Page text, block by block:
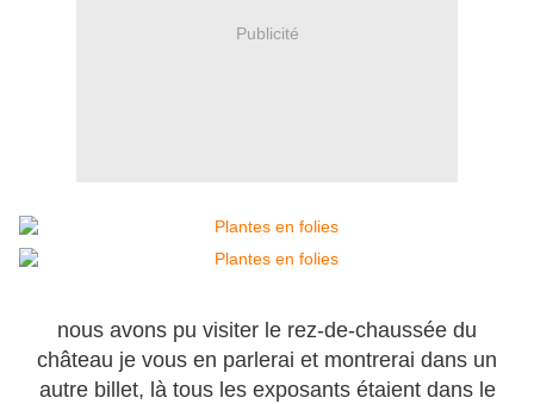
Publicité
nous avons pu visiter le rez-de-chaussée du
château je vous en parlerai et montrerai dans un
autre billet, là tous les exposants étaient dans le